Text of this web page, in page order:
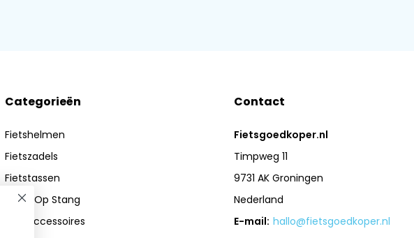
Categorieën
Fietshelmen
Fietszadels
Fietstassen
Zadel Op Stang
Fietsaccessoires
Contact
Fietsgoedkoper.nl
Timpweg 11
9731 AK Groningen
Nederland
E-mail: hallo@fietsgoedkoper.nl